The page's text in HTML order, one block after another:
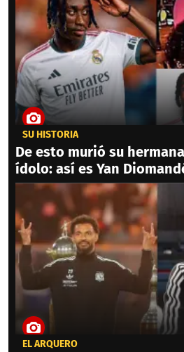
SU HISTORIA
De esto murió su
ídolo: así es Yan
EL ARQUERO